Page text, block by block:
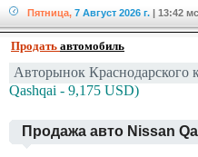
Пятница, 7 Август 2026 г. | 13:42
Продать автомобиль
Авторынок Краснодарского
Qashqai - 9,175 USD)
Продажа авто Nissan